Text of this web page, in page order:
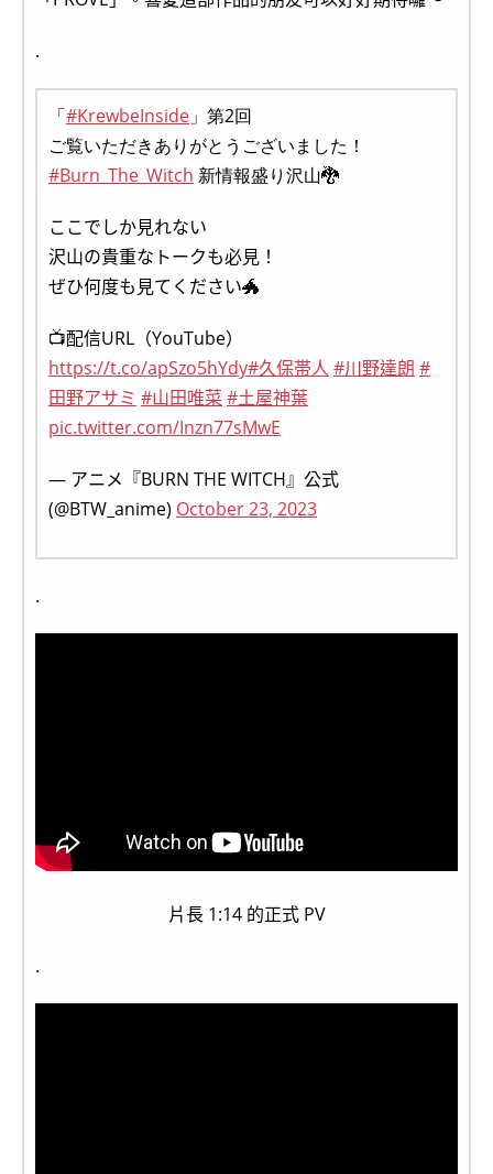
.
「#KrewbeInside 」第2回
ご覧いただきありがとうございました！
#Burn_The_Witch 新情報盛り沢山🐉
ここでしか見れない
沢山の貴重なトークも必見！
ぜひ何度も見てください🐲
📺配信URL（YouTube）
https://t.co/apSzo5hYdy#久保帯人 #川野達朗 #
田野アサミ #山田唯菜#土屋神葉
pic.twitter.com/Inzn77sMwE
— アニメ『BURN THE WITCH』公式
(@BTW_anime) October 23, 2023
.
片長 1:14 的正式 PV
.